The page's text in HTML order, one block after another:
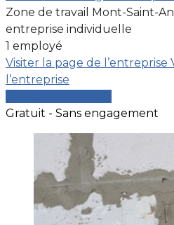
Zone de travail Mont-Saint-
entreprise individuelle
1 employé
Visiter la page de l’entreprise
l’entreprise
Gratuit - Sans engagement